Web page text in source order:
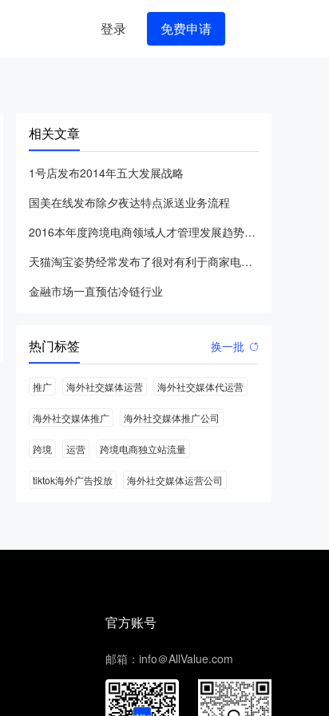
登录 免费申请
相关文章
1号店发布2014年五大发展战略
国美在线发布除夕夜达特点派送业务流程
2016本年度跨境电商领域人才管理发展趋势调查报告发布
天猫淘宝姿势经常发布了很对有利于商家电商运营的好现行政策
金融市场一直预估冷链行业
热门标签 换一批
推广 海外社交媒体运营 海外社交媒体代运营
海外社交媒体推广 海外社交媒体推广公司
跨境 运营 跨境电商独立站流量
tiktok海外广告投放 海外社交媒体运营公司
官方账号
邮箱：info＠AllValue.com